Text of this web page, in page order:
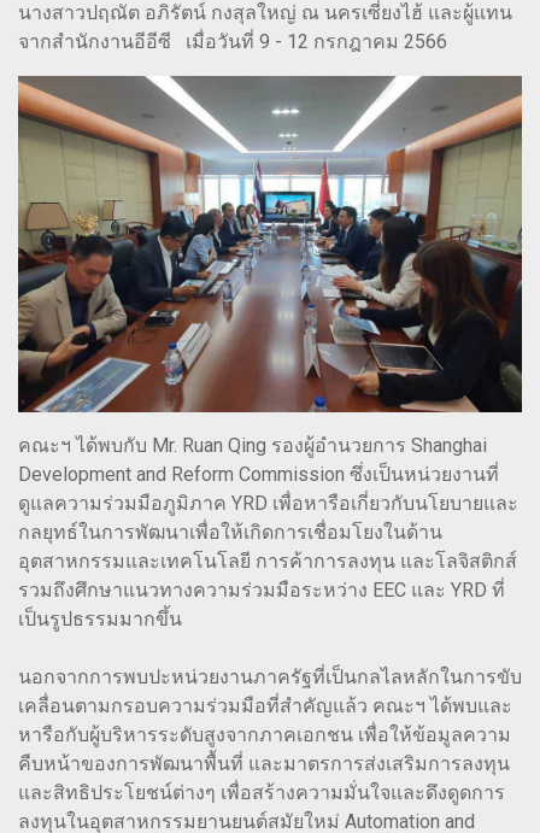
นางสาวปฤณัต อภิรัตน์ กงสุลใหญ่ ณ นครเซี่ยงไฮ้ และผู้แทน
จากสำนักงานอีอีซี เมื่อวันที่ 9 - 12 กรกฎาคม 2566
คณะฯ ได้พบกับ Mr. Ruan Qing รองผู้อำนวยการ Shanghai
Development and Reform Commission ซึ่งเป็นหน่วยงานที่
ดูแลความร่วมมือภูมิภาค YRD เพื่อหารือเกี่ยวกับนโยบายและ
กลยุทธ์ในการพัฒนาเพื่อให้เกิดการเชื่อมโยงในด้าน
อุตสาหกรรมและเทคโนโลยี การค้าการลงทุน และโลจิสติกส์
รวมถึงศึกษาแนวทางความร่วมมือระหว่าง EEC และ YRD ที่
เป็นรูปธรรมมากขึ้น
นอกจากการพบปะหน่วยงานภาครัฐที่เป็นกลไลหลักในการขับ
เคลื่อนตามกรอบความร่วมมือที่สำคัญแล้ว คณะฯ ได้พบและ
หารือกับผู้บริหารระดับสูงจากภาคเอกชน เพื่อให้ข้อมูลความ
คืบหน้าของการพัฒนาพื้นที่ และมาตรการส่งเสริมการลงทุน
และสิทธิประโยชน์ต่างๆ เพื่อสร้างความมั่นใจและดึงดูดการ
ลงทุนในอุตสาหกรรมยานยนต์สมัยใหม่ Automation and